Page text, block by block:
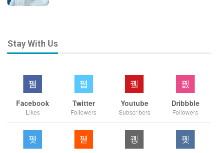
Stay With Us
Facebook
Likes
Twitter
Followers
Youtube
Subscribers
Dribbble
Followers